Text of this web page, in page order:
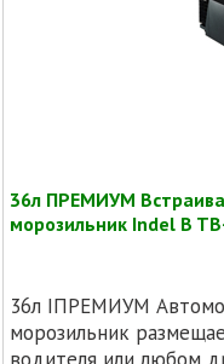
36л ПРЕМИУМ
морозильник Indel B
36л IПРЕМИУМ
морозильник